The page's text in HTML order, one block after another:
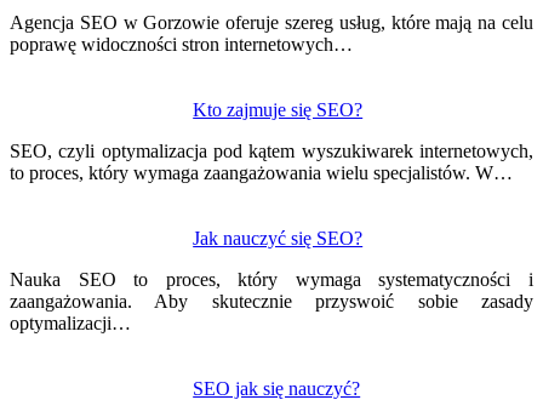
Agencja SEO w Gorzowie oferuje szereg usług, które mają na celu
poprawę widoczności stron internetowych…
Kto zajmuje się SEO?
SEO, czyli optymalizacja pod kątem wyszukiwarek internetowych,
to proces, który wymaga zaangażowania wielu specjalistów. W…
Jak nauczyć się SEO?
Nauka SEO to proces, który wymaga systematyczności i
zaangażowania. Aby skutecznie przyswoić sobie zasady
optymalizacji…
SEO jak się nauczyć?
wpisu